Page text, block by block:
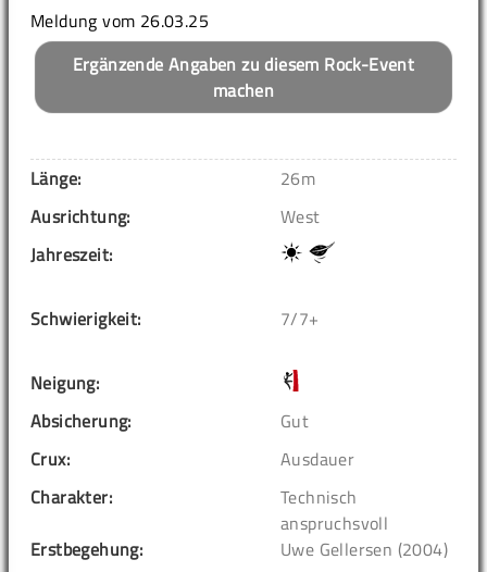
Meldung vom 26.03.25
Ergänzende Angaben zu diesem Rock-Event
machen
Länge:
26m
Ausrichtung:
West
Jahreszeit:
Schwierigkeit: 7/7+
Neigung:
Absicherung:
Gut
Crux:
Ausdauer
Charakter:
Technisch
anspruchsvoll
Erstbegehung:
Uwe Gellersen (2004)